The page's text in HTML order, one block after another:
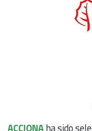
ACCIONAha sido